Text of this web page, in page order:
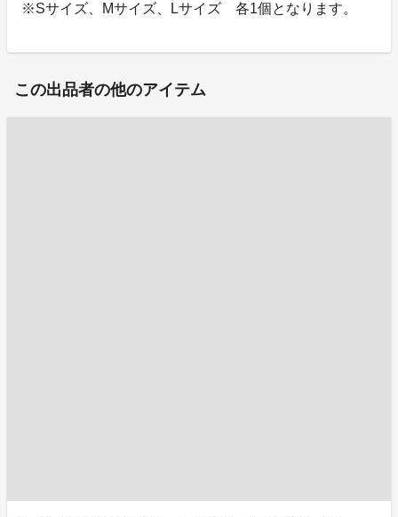
※Sサイズ、Mサイズ、Lサイズ 各1個となります。
この出品者の他のアイテム